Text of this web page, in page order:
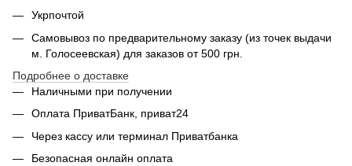
Укрпочтой
Самовывоз по предварительному заказу (из точек выдачи
м. Голосеевская) для заказов от 500 грн.
Подробнее о доставке
Наличными при получении
Оплата ПриватБанк, приват24
Через кассу или терминал Приватбанка
Безопасная онлайн оплата